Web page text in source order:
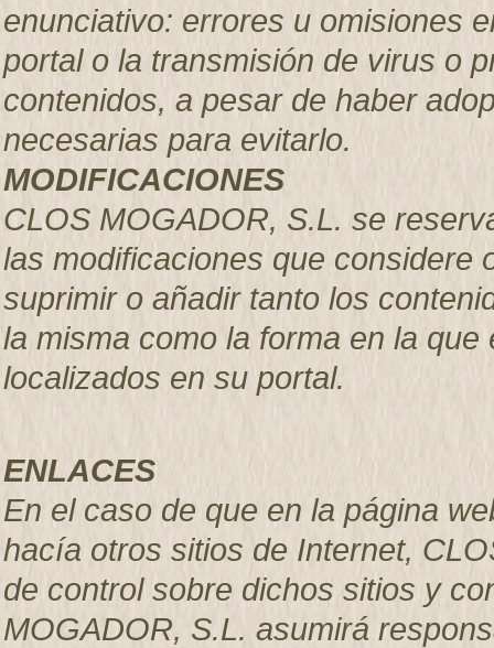
enunciativo: errores u omisiones
portal o la transmisión de virus o
contenidos, a pesar de haber
necesarias para evitarlo.
MODIFICACIONES
CLOS MOGADOR, S.L. se
las modificaciones que considere
suprimir o añadir tanto los
la misma como la forma en la
localizados en su portal.
ENLACES
En el caso de que en la página
hacía otros sitios de Internet,
de control sobre dichos sitios y
MOGADOR, S.L. asumirá